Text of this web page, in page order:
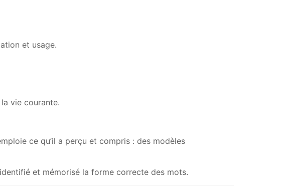
et usage.
vie courante.
ce qu’il a perçu et compris : des modèles
et mémorisé la forme correcte des mots.